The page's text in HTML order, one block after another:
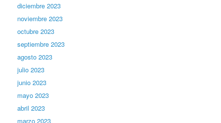
diciembre 2023
noviembre 2023
octubre 2023
septiembre 2023
agosto 2023
julio 2023
junio 2023
mayo 2023
abril 2023
marzo 2023